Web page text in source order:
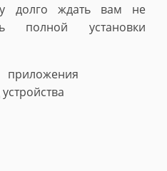
долго ждать вам не
полной установки